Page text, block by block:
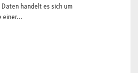
handelt es sich um
einer...